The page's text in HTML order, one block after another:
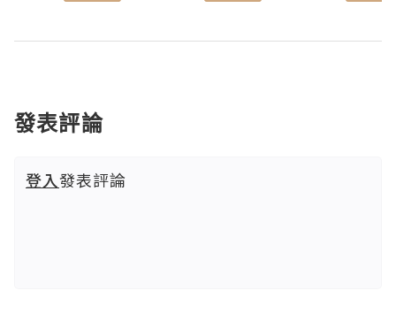
發表評論
登入發表評論